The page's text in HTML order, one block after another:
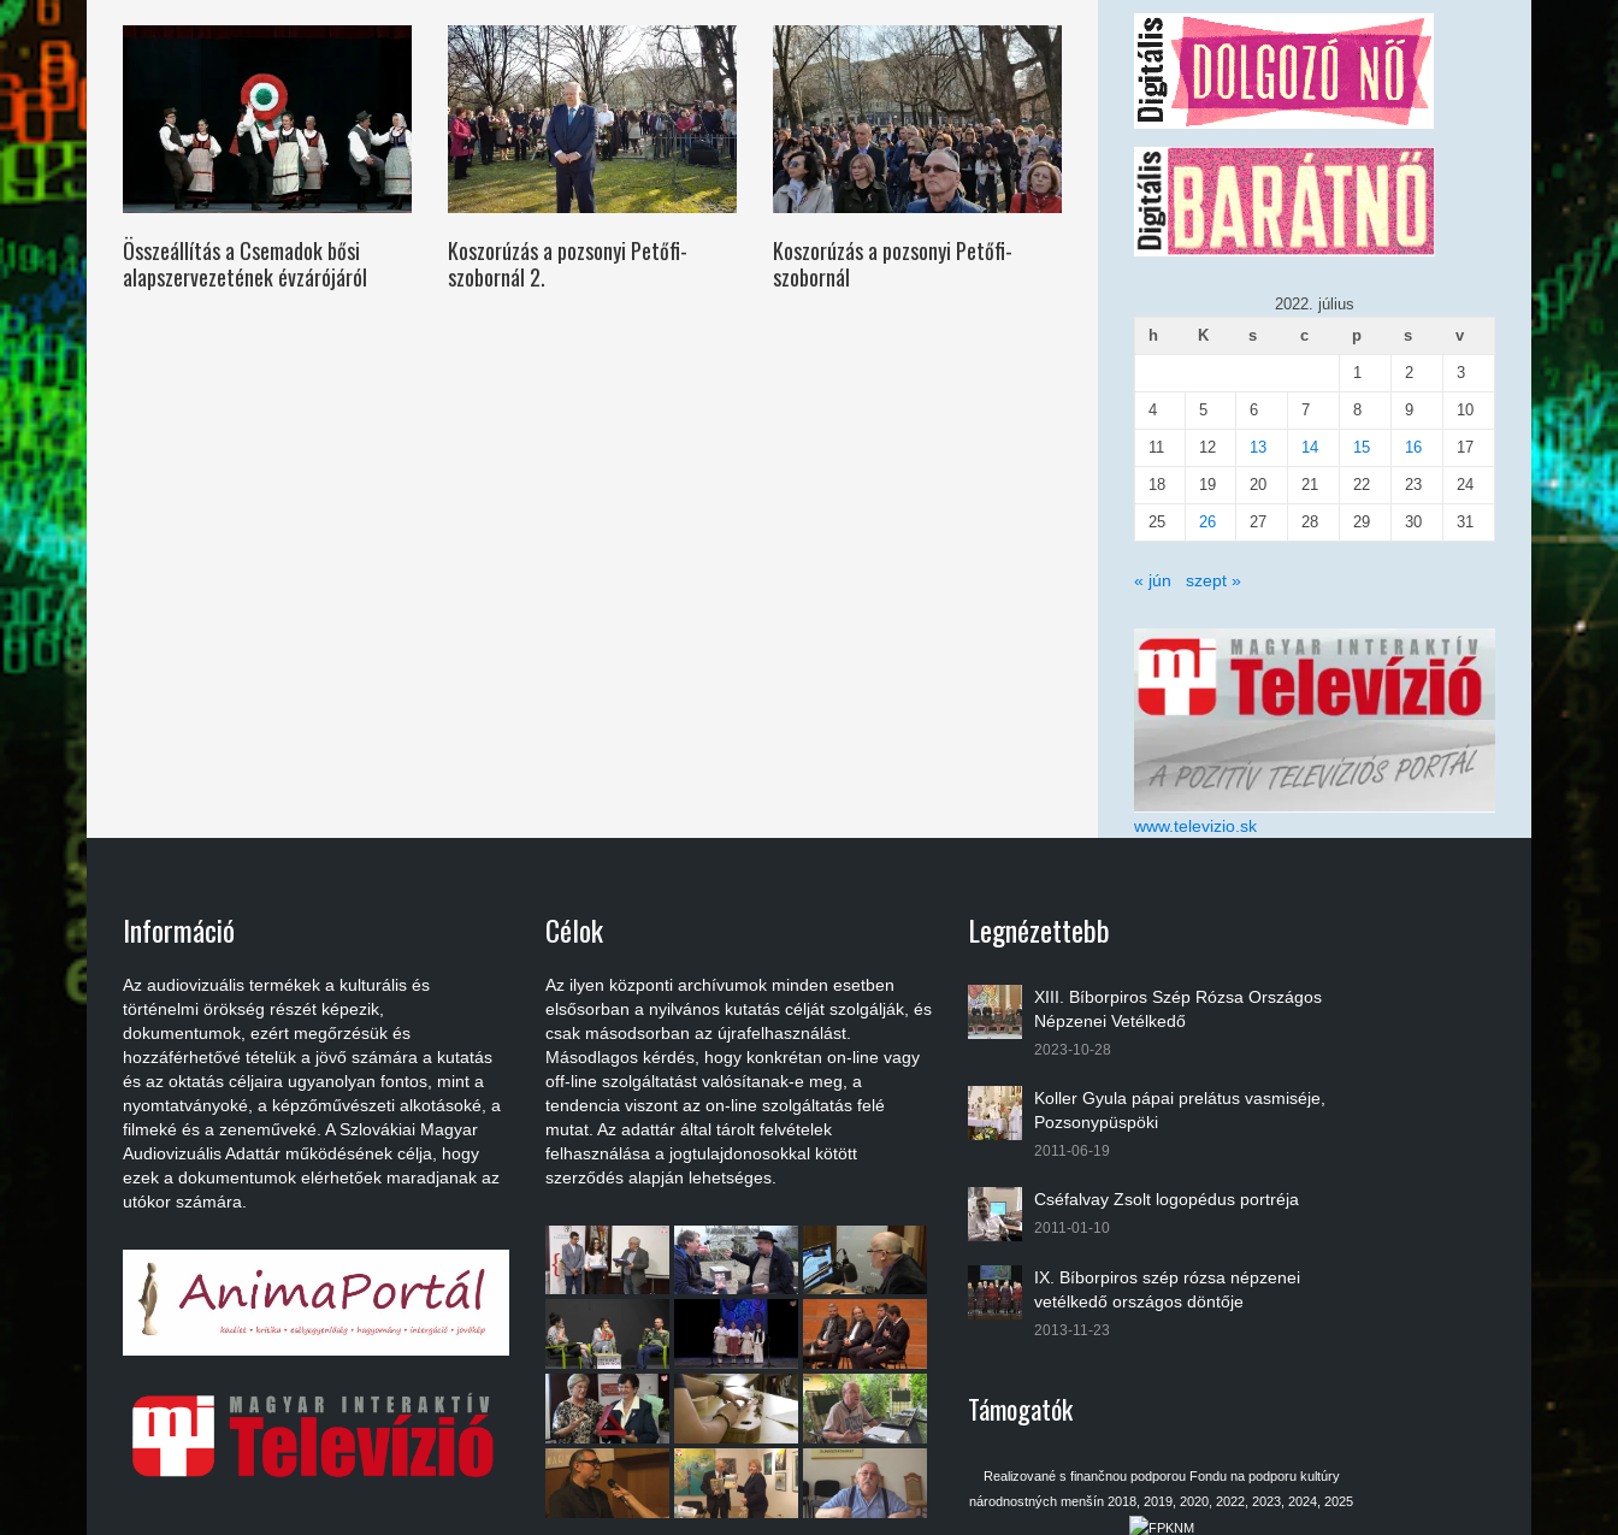
Összeállítás a Csemadok bősi
alapszervezetének évzárójáról
Koszorúzás a pozsonyi Petőfi-
szobornál 2.
Koszorúzás a pozsonyi Petőfi-
szobornál
2022. július
h
K s c p s v
1 2 3
4 5 6 7 8 9 10
11 12 13 14 15 16 17
18 19 20 21 22 23 24
25 26 27 28 29 30 31
« jún szept »
www.televizio.sk
Információ
Az audiovizuális termékek a kulturális és
történelmi örökség részét képezik,
dokumentumok, ezért megőrzésük és
hozzáférhetővé tételük a jövő számára a kutatás
és az oktatás céljaira ugyanolyan fontos, mint a
nyomtatványoké, a képzőművészeti alkotásoké, a
filmeké és a zeneműveké. A Szlovákiai Magyar
Audiovizuális Adattár működésének célja, hogy
ezek a dokumentumok elérhetőek maradjanak az
utókor számára.
Célok
Az ilyen központi archívumok minden esetben
elsősorban a nyilvános kutatás célját szolgálják, és
csak másodsorban az újrafelhasználást.
Másodlagos kérdés, hogy konkrétan on-line vagy
off-line szolgáltatást valósítanak-e meg, a
tendencia viszont az on-line szolgáltatás felé
mutat. Az adattár által tárolt felvételek
felhasználása a jogtulajdonosokkal kötött
szerződés alapján lehetséges.
Legnézettebb
XIII. Bíborpiros Szép Rózsa Országos
Népzenei Vetélkedő
2023-10-28
Koller Gyula pápai prelátus vasmiséje,
Pozsonypüspöki
2011-06-19
Cséfalvay Zsolt logopédus portréja
2011-01-10
IX. Bíborpiros szép rózsa népzenei
vetélkedő országos döntője
2013-11-23
Támogatók
Realizované s finančnou podporou Fondu na podporu kultúry
národnostných menšín 2018, 2019, 2020, 2022, 2023, 2024, 2025